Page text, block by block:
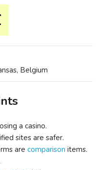
Belgium
a casino.
sites are safer.
are comparison items.